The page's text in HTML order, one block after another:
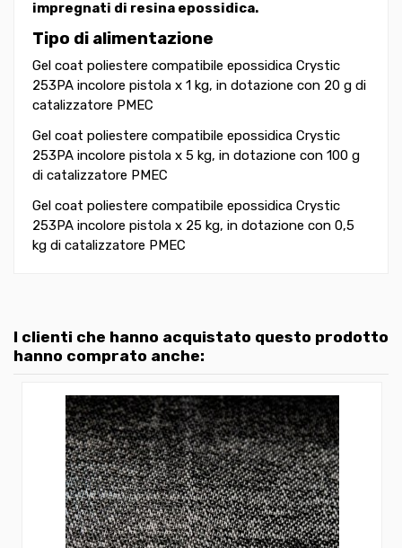
impregnati di resina epossidica.
Tipo di alimentazione
Gel coat poliestere compatibile epossidica Crystic
253PA incolore pistola x 1 kg, in dotazione con 20 g di
catalizzatore PMEC
Gel coat poliestere compatibile epossidica Crystic
253PA incolore pistola x 5 kg, in dotazione con 100 g
di catalizzatore PMEC
Gel coat poliestere compatibile epossidica Crystic
253PA incolore pistola x 25 kg, in dotazione con 0,5
kg di catalizzatore PMEC
I clienti che hanno acquistato questo prodotto
hanno comprato anche: